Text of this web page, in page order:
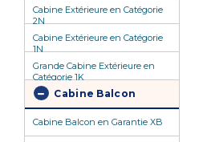
Cabine Extérieure en Catégorie
2N
Cabine Extérieure en Catégorie
1N
Grande Cabine Extérieure en
Catégorie 1K
Cabine Balcon
Cabine Balcon en Garantie XB